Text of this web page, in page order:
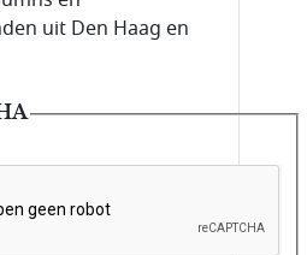
uit Den Haag en